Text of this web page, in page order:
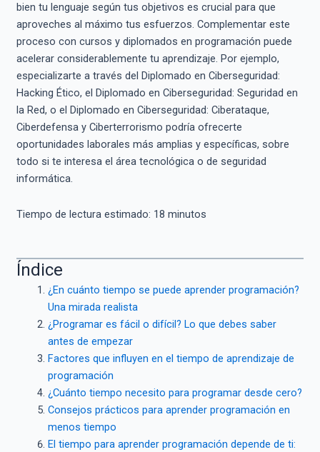
bien tu lenguaje según tus objetivos es crucial para que
aproveches al máximo tus esfuerzos. Complementar este
proceso con cursos y diplomados en programación puede
acelerar considerablemente tu aprendizaje. Por ejemplo,
especializarte a través del Diplomado en Ciberseguridad:
Hacking Ético, el Diplomado en Ciberseguridad: Seguridad en
la Red, o el Diplomado en Ciberseguridad: Ciberataque,
Ciberdefensa y Ciberterrorismo podría ofrecerte
oportunidades laborales más amplias y específicas, sobre
todo si te interesa el área tecnológica o de seguridad
informática.
Tiempo de lectura estimado: 18 minutos
Índice
¿En cuánto tiempo se puede aprender programación?
Una mirada realista
¿Programar es fácil o difícil? Lo que debes saber
antes de empezar
Factores que influyen en el tiempo de aprendizaje de
programación
¿Cuánto tiempo necesito para programar desde cero?
Consejos prácticos para aprender programación en
menos tiempo
El tiempo para aprender programación depende de ti: